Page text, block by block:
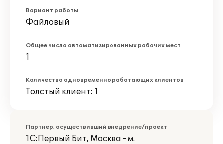
Вариант работы
Файловый
Общее число автоматизированных рабочих мест
1
Количество одновременно работающих клиентов
Толстый клиент: 1
Партнер, осуществивший внедрение/проект
1С:Первый Бит, Москва - м.